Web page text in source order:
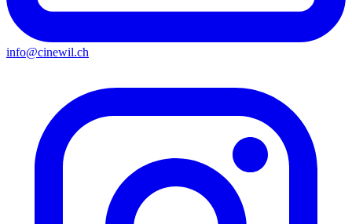
info@cinewil.ch